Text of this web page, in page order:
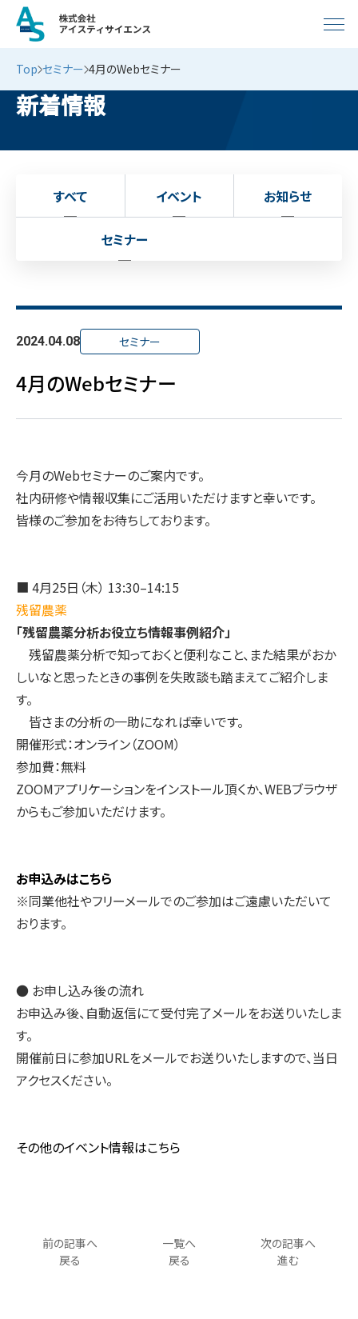
Top セミナー 4月のWebセミナー
新着情報
すべて イベント お知らせ
セミナー
2024.04.08 セミナー
4月のWebセミナー
今月のWebセミナーのご案内です。
社内研修や情報収集にご活用いただけますと幸いです。
皆様のご参加をお待ちしております。
■ 4月25日（木） 13:30–14:15
残留農薬
「残留農薬分析お役立ち情報事例紹介」
残留農薬分析で知っておくと便利なこと、また結果がおか
しいなと思ったときの事例を失敗談も踏まえてご紹介しま
す。
皆さまの分析の一助になれば幸いです。
開催形式：オンライン（ZOOM）
参加費：無料
ZOOMアプリケーションをインストール頂くか、WEBブラウザ
からもご参加いただけます。
お申込みはこちら
※同業他社やフリーメールでのご参加はご遠慮いただいて
おります。
● お申し込み後の流れ
お申込み後、自動返信にて受付完了メールをお送りいたしま
す。
開催前日に参加URLをメールでお送りいたしますので、当日
アクセスください。
その他のイベント情報はこちら
一覧へ
戻る
前の記事へ
戻る
次の記事へ
進む